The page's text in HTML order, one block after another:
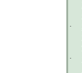
·
·